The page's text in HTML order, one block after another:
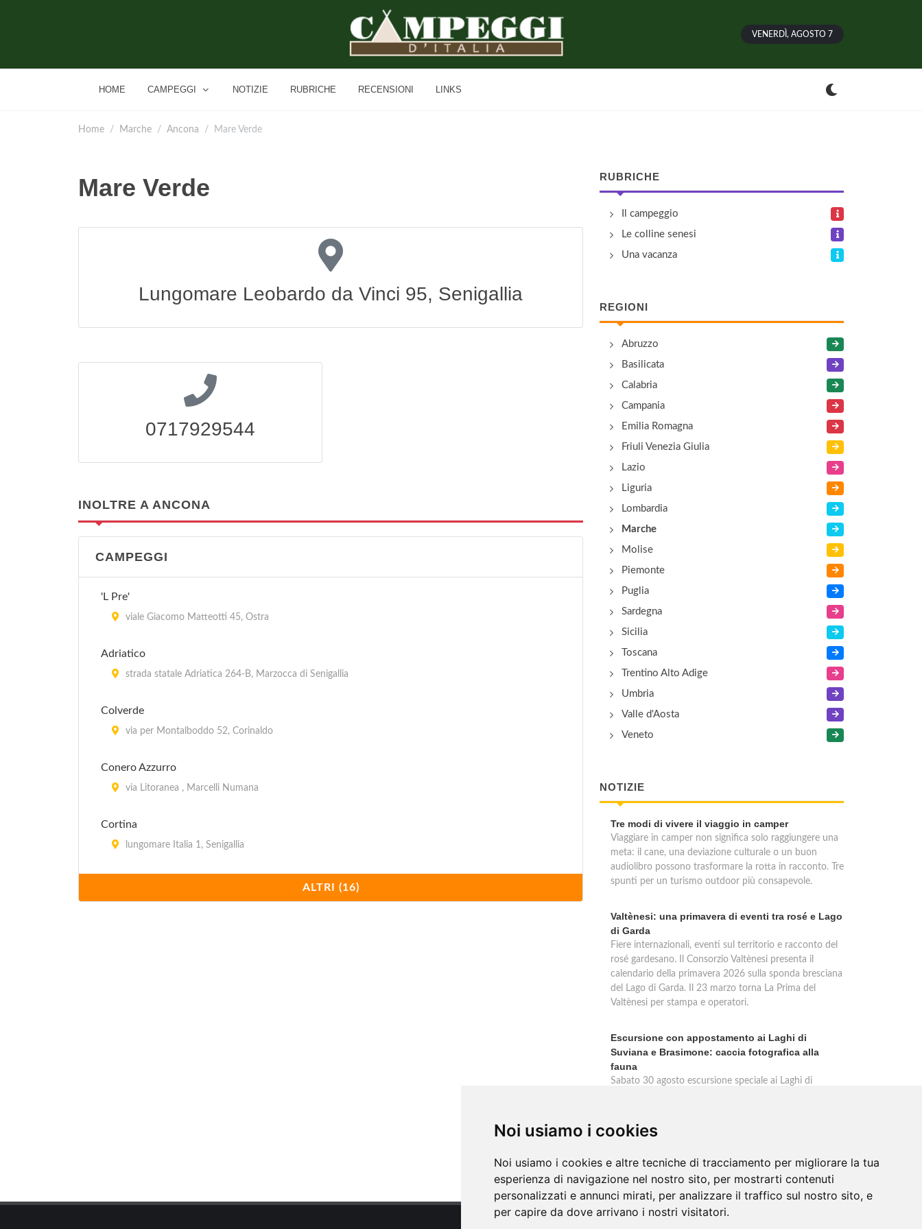
Noi usiamo i cookies
Noi usiamo i cookies e altre tecniche di tracciamento per migliorare la tua
esperienza di navigazione nel nostro sito, per mostrarti contenuti
personalizzati e annunci mirati, per analizzare il traffico sul nostro sito, e
per capire da dove arrivano i nostri visitatori.
VENERDÌ, AGOSTO 7
HOME CAMPEGGI NOTIZIE RUBRICHE RECENSIONI LINKS
Home Marche Ancona Mare Verde
Mare Verde
Lungomare Leobardo da Vinci 95, Senigallia
0717929544
INOLTRE A ANCONA
CAMPEGGI
'L Pre'
viale Giacomo Matteotti 45, Ostra
Adriatico
strada statale Adriatica 264-B, Marzocca di Senigallia
Colverde
via per Montalboddo 52, Corinaldo
Conero Azzurro
via Litoranea , Marcelli Numana
Cortina
lungomare Italia 1, Senigallia
via Peschiera 3, Sirolo
ALTRI (16)
RUBRICHE
Il campeggio
Le colline senesi
Una vacanza
REGIONI
Abruzzo
Basilicata
Calabria
Campania
Emilia Romagna
Friuli Venezia Giulia
Lazio
Liguria
Lombardia
Marche
Molise
Piemonte
Puglia
Sardegna
Sicilia
Toscana
Trentino Alto Adige
Umbria
Valle d'Aosta
Veneto
NOTIZIE
Tre modi di vivere il viaggio in camper
Viaggiare in camper non significa solo raggiungere una
meta: il cane, una deviazione culturale o un buon
audiolibro possono trasformare la rotta in racconto. Tre
spunti per un turismo outdoor più consapevole.
Valtènesi: una primavera di eventi tra rosé e Lago
di Garda
Fiere internazionali, eventi sul territorio e racconto del
rosé gardesano. Il Consorzio Valtènesi presenta il
calendario della primavera 2026 sulla sponda bresciana
del Lago di Garda. Il 23 marzo torna La Prima del
Valtènesi per stampa e operatori.
Escursione con appostamento ai Laghi di
Suviana e Brasimone: caccia fotografica alla
fauna
Sabato 30 agosto escursione speciale ai Laghi di
massimo silenzio. Ritrovo Chiesa Santa Rita al
Brasimone, prenotazione obbligatoria.